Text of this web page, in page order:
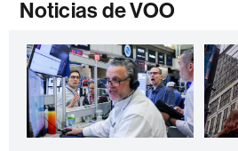
Noticias de VOO